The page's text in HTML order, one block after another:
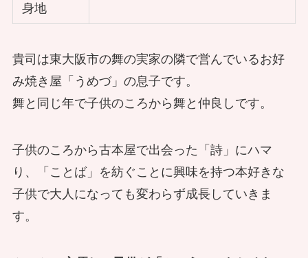
身地
貴司は東大阪市の舞の実家の隣で営んでいるお好
み焼き屋「うめづ」の息子です。
舞と同じ年で子供のころから舞と仲良しです。
子供のころから古本屋で出会った「詩」にハマ
り、「ことば」を紡ぐことに興味を持つ本好きな
子供で大人になっても変わらず成長していきま
す。